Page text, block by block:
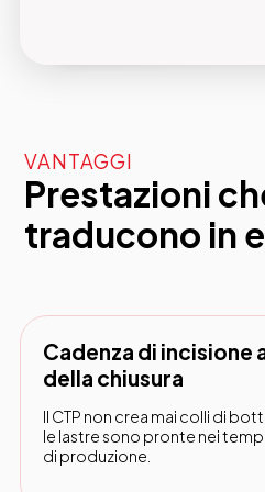
VANTAGGI
Prestazioni
traducono in
Cadenza di incisione
della chiusura
Il CTP non crea mai colli di
le lastre sono pronte nei
di produzione.